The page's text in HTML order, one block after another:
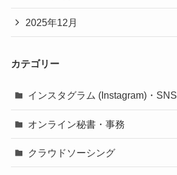
2025年12月
カテゴリー
インスタグラム (Instagram)・SNS
オンライン秘書・事務
クラウドソーシング